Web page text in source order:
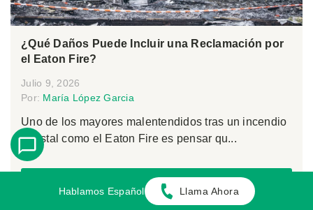
¿Qué Daños Puede Incluir una Reclamación por
el Eaton Fire?
Julio 9, 2026
Por: María López Garcia
Uno de los mayores malentendidos tras un incendio
forestal como el Eaton Fire es pensar qu...
Seguir Leyendo
Hablamos Español
Llama Ahora